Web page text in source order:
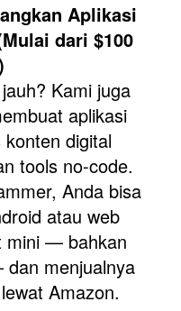
Aplikasi
dari $100
Kami juga
aplikasi
digital
tools no-code.
Anda bisa
atau web
mini — bahkan
menjualnya
Amazon.